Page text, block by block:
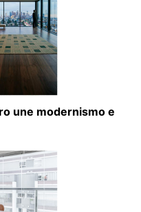
une modernismo e